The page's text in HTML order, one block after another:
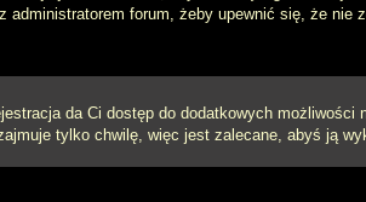
forum, żeby upewnić się, że nie
da Ci dostęp do dodatkowych możliwości
tylko chwilę, więc jest zalecane, abyś ją